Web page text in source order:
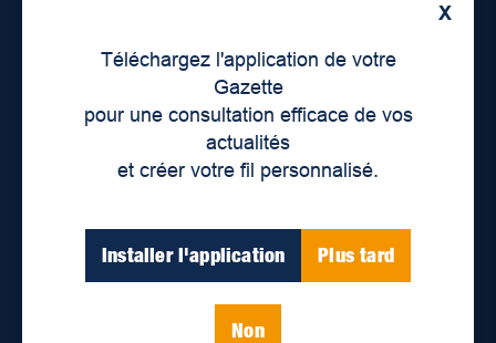
X
Téléchargez l'application de votre
Gazette
pour une consultation efficace de vos
actualités
et créer votre fil personnalisé.
Installer l'application Plus tard
Non
Lieux de distribution